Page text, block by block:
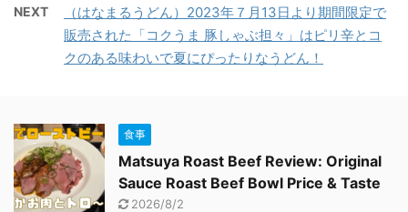
NEXT
（はなまるうどん）2023年７月13日より期間限定で
販売された「コクうま 豚しゃぶ担々」はピリ辛とコ
クのある味わいで夏にぴったりなうどん！
食事
Matsuya Roast Beef Review: Original
Sauce Roast Beef Bowl Price & Taste
2026/8/2